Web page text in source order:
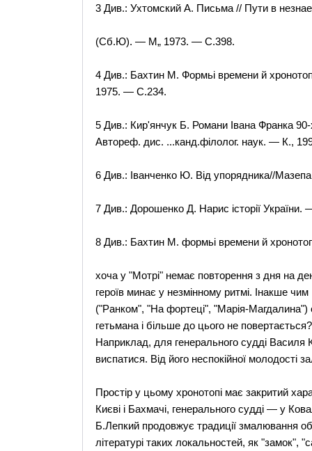
3 Див.: Ухтомский А. Письма // Пути в
(Сб.Ю). — М„ 1973. — С.398.
4 Див.: Бахтин М. Формьі времени й
1975. — С.234.
5 Див.: Кир'янчук Б. Романи Івана Франка
Автореф. дис. ...канд.філолог. наук. — К.,
6 Див.: Іванченко Ю. Від упорядника//
7 Див.: Дорошенко Д. Нарис історії
8 Див.: Бахтин М. формьі времени й
хоча у "Мотрі" немає повторення з дня на
героїв минає у незмінному ритмі. Інакше
("Ранком", "На фортеці", "Марія-Магдалина")
гетьмана і більше до цього не
Наприклад, для генерального судді Василя
виспатися. Від його неспокійної молодості
Простір у цьому хронотопі має закритий
Києві і Бахмачі, генерального судді — у
Б.Лепкий продовжує традиції змалювання
літературі таких локальностей, як "замок",